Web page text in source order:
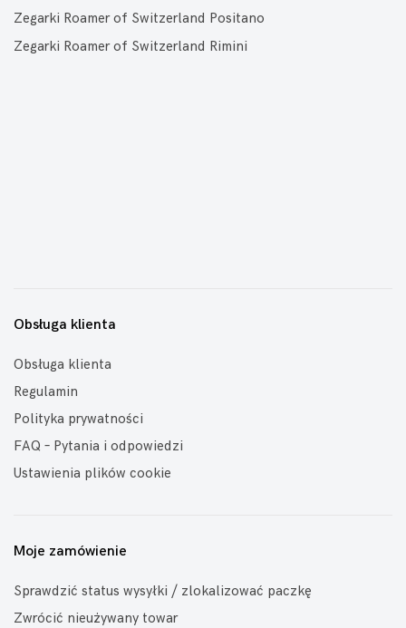
Zegarki Roamer of Switzerland Positano
Zegarki Roamer of Switzerland Rimini
Obsługa klienta
Obsługa klienta
Regulamin
Polityka prywatności
FAQ – Pytania i odpowiedzi
Ustawienia plików cookie
Moje zamówienie
Sprawdzić status wysyłki / zlokalizować paczkę
Zwrócić nieużywany towar